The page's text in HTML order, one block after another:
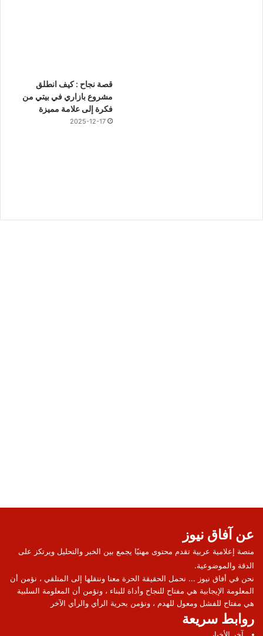
قصة نجاح : كيف انطلق
مشروع بازاري في بيتي من
فكرة إلى علامة مميزة
2025-12-17
عن آفاق نيوز
منصة إعلامية عربية تقدم محتوى مهنيًا يجمع بين الخبر والتحليل ويرتكز على
الدقة والموضوعية.
نحن في أفاق نيوز ... نحمل الحقيقة الحرة معنا وننقلها إلى المتلقي ، نؤمن أن
المعلومة الإيجابية هي مفتاح للنجاح وأداة للبناء ، ونؤمن أن المعلومة السلبية
هي مفتاح للفشل ومعول للهدم ، ونؤمن بحرية الرأي والرأي الآخر
روابط سريعة